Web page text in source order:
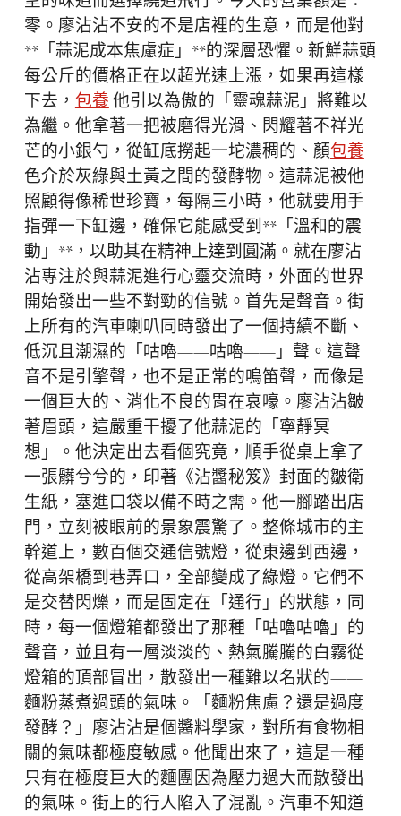
零。廖沾沾不安的不是店裡的生意，而是他對
**「蒜泥成本焦慮症」**的深層恐懼。新鮮蒜頭
每公斤的價格正在以超光速上漲，如果再這樣
下去， 包養 他引以為傲的「靈魂蒜泥」將難以
為繼。他拿著一把被磨得光滑、閃耀著不祥光
芒的小銀勺，從缸底撈起一坨濃稠的、顏包養
色介於灰綠與土黃之間的發酵物。這蒜泥被他
照顧得像稀世珍寶，每隔三小時，他就要用手
指彈一下缸邊，確保它能感受到**「溫和的震
動」**，以助其在精神上達到圓滿。就在廖沾
沾專注於與蒜泥進行心靈交流時，外面的世界
開始發出一些不對勁的信號。首先是聲音。街
上所有的汽車喇叭同時發出了一個持續不斷、
低沉且潮濕的「咕嚕——咕嚕——」聲。這聲
音不是引擎聲，也不是正常的鳴笛聲，而像是
一個巨大的、消化不良的胃在哀嚎。廖沾沾皺
著眉頭，這嚴重干擾了他蒜泥的「寧靜冥
想」。他決定出去看個究竟，順手從桌上拿了
一張髒兮兮的，印著《沾醬秘笈》封面的皺衛
生紙，塞進口袋以備不時之需。他一腳踏出店
門，立刻被眼前的景象震驚了。整條城市的主
幹道上，數百個交通信號燈，從東邊到西邊，
從高架橋到巷弄口，全部變成了綠燈。它們不
是交替閃爍，而是固定在「通行」的狀態，同
時，每一個燈箱都發出了那種「咕嚕咕嚕」的
聲音，並且有一層淡淡的、熱氣騰騰的白霧從
燈箱的頂部冒出，散發出一種難以名狀的——
麵粉蒸煮過頭的氣味。「麵粉焦慮？還是過度
發酵？」廖沾沾是個醬料學家，對所有食物相
關的氣味都極度敏感。他聞出來了，這是一種
只有在極度巨大的麵團因為壓力過大而散發出
的氣味。街上的行人陷入了混亂。汽車不知道